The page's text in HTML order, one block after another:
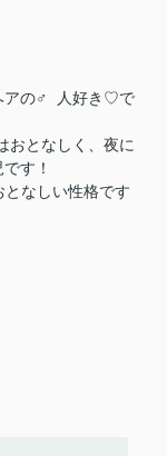
アの♂ 人好き♡で
となしく、夜に
す！
なしい性格です